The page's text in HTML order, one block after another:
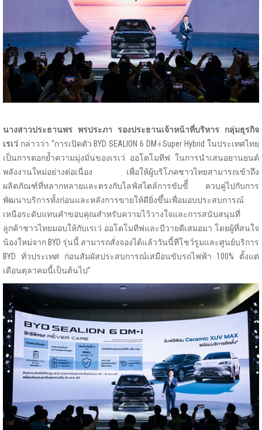
นางสาวประธานพร พรประภา รองประธานเจ้าหน้าที่บริหาร กลุ่มธุรกิจ
เรเว่ กล่าวว่า “การเปิดตัว BYD SEALION 6 DM-i Super Hybrid ในประเทศไทย
เป็นการตอกย้ำความมุ่งมั่นของเรเว่ ออโตโมทีฟ ในการนำเสนอยานยนต์
พลังงานใหม่อย่างต่อเนื่อง เพื่อให้ผู้บริโภคชาวไทยสามารถเข้าถึง
ผลิตภัณฑ์ที่หลากหลายและตรงกับไลฟ์สไตล์การขับขีี่ ควบคู่ไปกับการ
พัฒนาบริการทั้งก่อนและหลังการขายให้ดียิ่งขึ้นเพื่อมอบประสบการณ์
เหนือระดับแทนคำขอบคุณสำหรับความไว้วางใจและการสนับสนุนที่
ลูกค้าชาวไทยมอบให้กับเรเว่ ออโตโมทีฟและบีวายดีเสมอมา โดยผู้ที่สนใจ
น้องใหม่จาก BYD รุ่นนี้ สามารถสั่งจองได้แล้ววันนี้ที่โชว์รูมและศูนย์บริการ
BYD ทั่วประเทศ ก่อนสัมผัสประสบการณ์เสมือนขับรถไฟฟ้า 100% ตั้งแต่
เดือนตุลาคมนี้เป็นต้นไป”